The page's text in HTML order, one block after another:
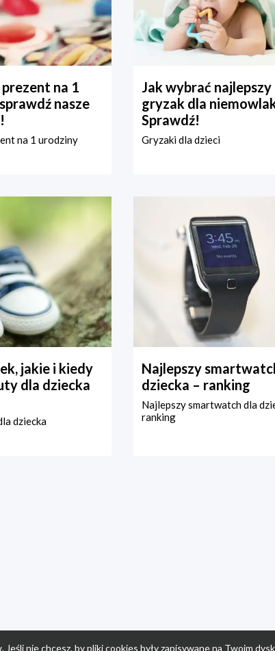
prezent na 1
nasze
na 1 urodziny
Jak wybrać najlepszy
gryzak dla
Sprawdź!
Gryzaki dla dzieci
jakie i kiedy
dla dziecka
dziecka
Najlepszy
dziecka – ranking
Najlepszy smartwatch dla
ranking
nie chcesz, by pliki cookies były zapisywane na Twoim